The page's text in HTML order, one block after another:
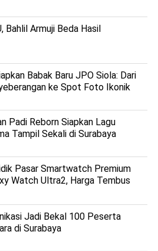
Bahlil Armuji Beda Hasil
Babak Baru JPO Siola: Dari
ke Spot Foto Ikonik
Padi Reborn Siapkan Lagu
Tampil Sekali di Surabaya
Pasar Smartwatch Premium
Watch Ultra2, Harga Tembus
Jadi Bekal 100 Peserta
di Surabaya